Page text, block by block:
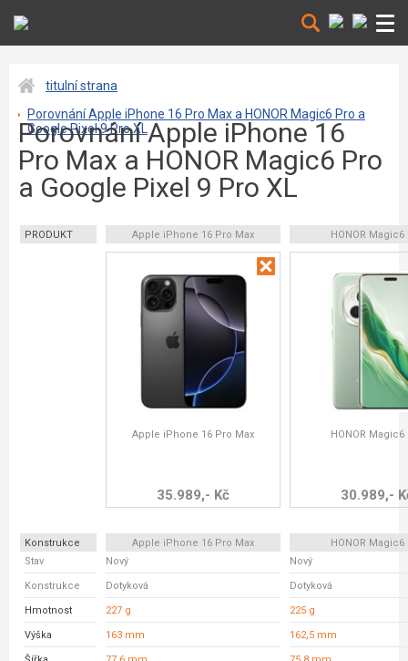
titulní strana
Porovnání Apple iPhone 16 Pro Max a HONOR Magic6 Pro a
Google Pixel 9 Pro XL
Porovnání Apple iPhone 16
Pro Max a HONOR Magic6 Pro
a Google Pixel 9 Pro XL
PRODUKT Apple iPhone 16 Pro Max HONOR Magic6
Apple iPhone 16 Pro Max
35.989,- Kč
HONOR Magic6
30.989,-
Konstrukce Apple iPhone 16 Pro Max
HONOR Magic6
Stav
Nový Nový
Konstrukce Dotyková Dotyková
Hmotnost 227 g 225 g
Výška 163 mm 162,5 mm